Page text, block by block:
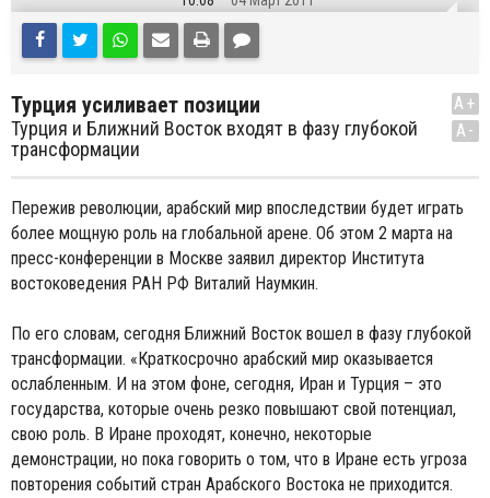
Турция усиливает позиции
Турция и Ближний Восток входят в фазу глубокой
трансформации
A+
A-
Пережив революции, арабский мир впоследствии будет играть
более мощную роль на глобальной арене. Об этом 2 марта на
пресс-конференции в Москве заявил директор Института
востоковедения РАН РФ Виталий Наумкин.
По его словам, сегодня Ближний Восток вошел в фазу глубокой
трансформации. «Краткосрочно арабский мир оказывается
ослабленным. И на этом фоне, сегодня, Иран и Турция – это
государства, которые очень резко повышают свой потенциал,
свою роль. В Иране проходят, конечно, некоторые
демонстрации, но пока говорить о том, что в Иране есть угроза
повторения событий стран Арабского Востока не приходится.